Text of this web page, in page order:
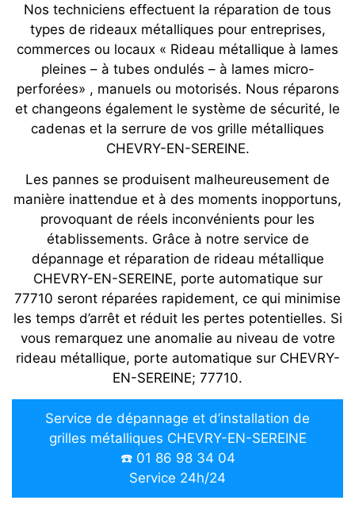
Nos techniciens effectuent la réparation de tous
types de rideaux métalliques pour entreprises,
commerces ou locaux « Rideau métallique à lames
pleines – à tubes ondulés – à lames micro-
perforées» , manuels ou motorisés. Nous réparons
et changeons également le système de sécurité, le
cadenas et la serrure de vos grille métalliques
CHEVRY-EN-SEREINE.
Les pannes se produisent malheureusement de
manière inattendue et à des moments inopportuns,
provoquant de réels inconvénients pour les
établissements. Grâce à notre service de
dépannage et réparation de rideau métallique
CHEVRY-EN-SEREINE, porte automatique sur
77710 seront réparées rapidement, ce qui minimise
les temps d’arrêt et réduit les pertes potentielles. Si
vous remarquez une anomalie au niveau de votre
rideau métallique, porte automatique sur CHEVRY-
EN-SEREINE; 77710.
Service de dépannage et d’installation de
grilles métalliques CHEVRY-EN-SEREINE
☎️ 01 86 98 34 04
Service 24h/24